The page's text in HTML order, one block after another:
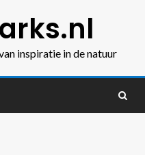
inspiratie in de natuur